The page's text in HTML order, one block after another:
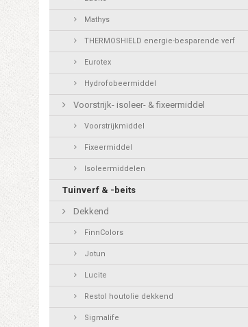
Mathys
THERMOSHIELD energie-besparende verf
Eurotex
Hydrofobeermiddel
Voorstrijk- isoleer- & fixeermiddel
Voorstrijkmiddel
Fixeermiddel
Isoleermiddelen
Tuinverf & -beits
Dekkend
FinnColors
Jotun
Lucite
Restol houtolie dekkend
Sigmalife